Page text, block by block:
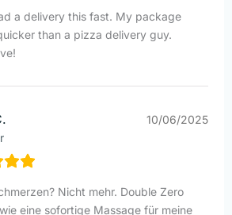
a delivery this fast. My package
than a pizza delivery guy.
10/06/2025
Nicht mehr. Double Zero
eine sofortige Massage für meine